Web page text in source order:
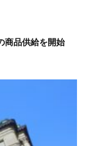
商品供給を開始